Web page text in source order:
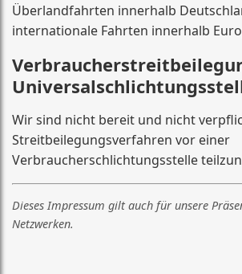
Überlandfahrten innerhalb
internationale Fahrten innerhalb
Wir sind nicht bereit und nicht
Streitbeilegungsverfahren vor einer
Verbraucherschlichtungsstelle
Dieses Impressum gilt auch für unsere
Netzwerken.